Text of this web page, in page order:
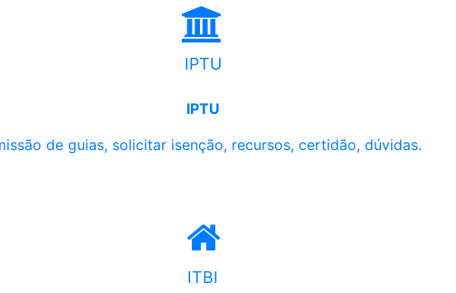
IPTU
IPTU
de guias, solicitar isenção, recursos, certidão, dúvidas.
ITBI